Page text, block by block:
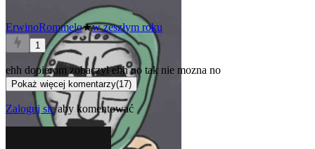
ErwinoRommelo★w zeszłym roku
1
ehh dopierom zobaczyl ehh no tak nie mozna no
Pokaż więcej komentarzy(17)
Zaloguj sięaby komentować